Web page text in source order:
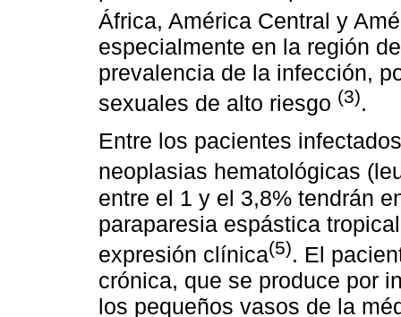
África, América Central y
especialmente en la región
prevalencia de la infección,
sexuales de alto riesgo (3).
Entre los pacientes
neoplasias hematológicas
entre el 1 y el 3,8% tendrán
paraparesia espástica
expresión clínica(5). El
crónica, que se produce por
los pequeños vasos de la